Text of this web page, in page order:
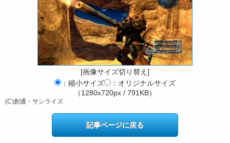
[画像サイズ切り替え]
：縮小サイズ
：オリジナルサイズ
（1280x720px / 791KB）
(C)創通・サンライズ
記事ページに戻る